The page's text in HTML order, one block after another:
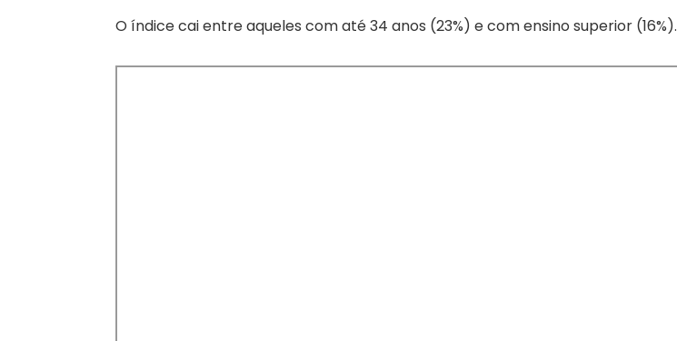
O índice cai entre aqueles com até 34 anos (23%) e com ensino superior (16%).